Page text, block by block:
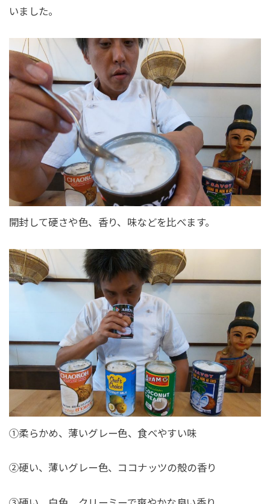
いました。
開封して硬さや色、香り、味などを比べます。
①柔らかめ、薄いグレー色、食べやすい味
②硬い、薄いグレー色、ココナッツの殻の香り